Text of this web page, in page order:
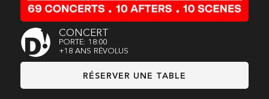
CONCERT
PORTE: 18:00
+18 ANS RÉVOLUS
RÉSERVER UNE TABLE